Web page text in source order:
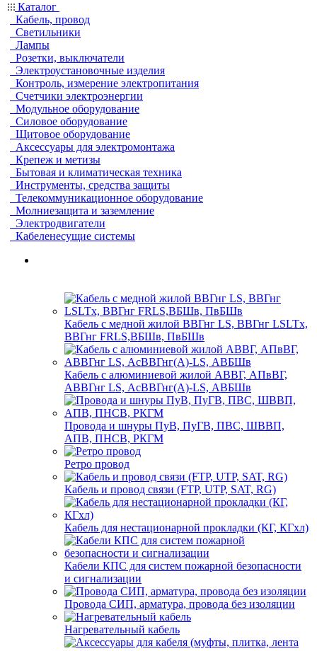
Каталог
Кабель, провод
Светильники
Лампы
Розетки, выключатели
Электроустановочные изделия
Контроль, измерение электропитания
Счетчики электроэнергии
Модульное оборудование
Силовое оборудование
Щитовое оборудование
Аксессуары для электромонтажа
Крепеж и метизы
Бытовая и климатическая техника
Инструменты, средства защиты
Телекоммуникационное оборудование
Молниезащита и заземление
Электродвигатели
Кабеленесущие системы
Кабель с медной жилой ВВГнг LS, ВВГнг LSLTx,
ВВГнг FRLS,ВБШв, ПвБШв
Кабель с алюминиевой жилой АВВГ, АПвВГ,
АВВГнг LS, АсВВГнг(А)-LS, АВБШв
Провода и шнуры ПуВ, ПуГВ, ПВС, ШВВП,
АПВ, ПНСВ, РКГМ
Ретро провод
Кабель и провод связи (FTP, UTP, SAT, RG)
Кабель для нестационарной прокладки (КГ, КГхл)
Кабели КПС для систем пожарной безопасности
и сигнализации
Провода СИП, арматура, провода без изоляции
Нагревательный кабель